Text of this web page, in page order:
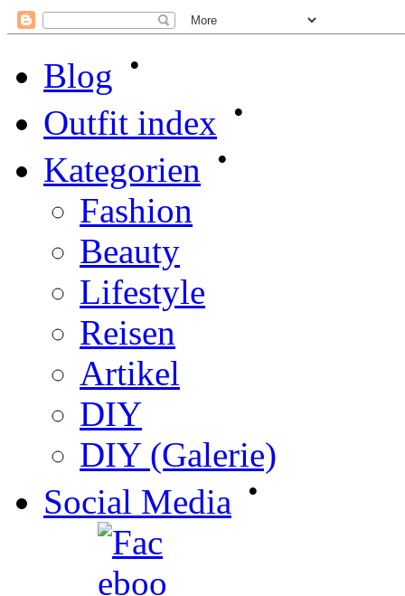
Blog •
Outfit index •
Kategorien •
Fashion
Beauty
Lifestyle
Reisen
Artikel
DIY
DIY (Galerie)
Social Media •